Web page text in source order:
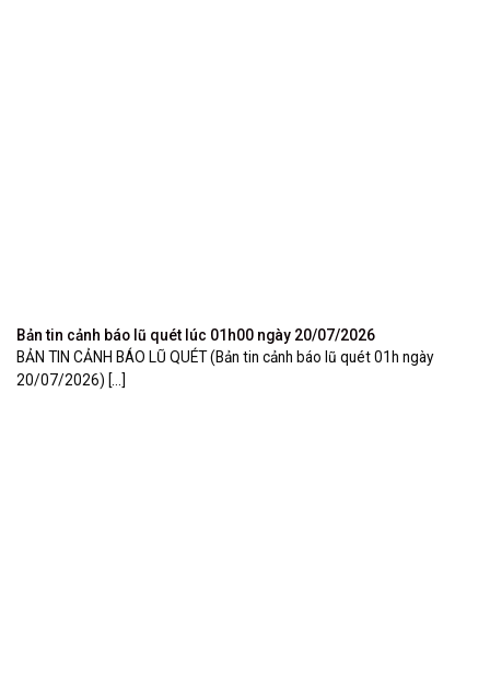
Bản tin cảnh báo lũ quét lúc 01h00 ngày 20/07/2026
BẢN TIN CẢNH BÁO LŨ QUÉT (Bản tin cảnh báo lũ quét 01h ngày
20/07/2026) [...]